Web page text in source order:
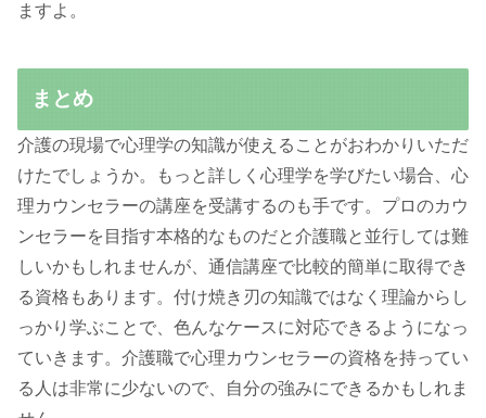
ますよ。
まとめ
介護の現場で心理学の知識が使えることがおわかりいただ
けたでしょうか。もっと詳しく心理学を学びたい場合、心
理カウンセラーの講座を受講するのも手です。プロのカウ
ンセラーを目指す本格的なものだと介護職と並行しては難
しいかもしれませんが、通信講座で比較的簡単に取得でき
る資格もあります。付け焼き刃の知識ではなく理論からし
っかり学ぶことで、色んなケースに対応できるようになっ
ていきます。介護職で心理カウンセラーの資格を持ってい
る人は非常に少ないので、自分の強みにできるかもしれま